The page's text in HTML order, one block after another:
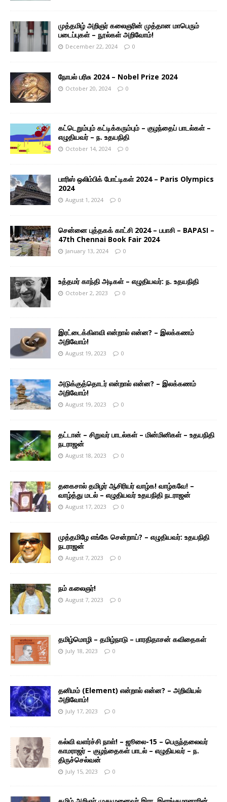
முத்தமிழ் அறிஞர் கலைஞரின் முத்தான மாபெரும்
படைப்புகள் – நூல்கள் அறிவோம்!
December 22, 2024 0
நோபல் பரிசு 2024 – Nobel Prize 2024
October 20, 2024 0
கட்டெறும்பும் கட்டிக்கரும்பும் – குழந்தைப் பாடல்கள் –
எழுதியவர் – ந. உதயநிதி
October 14, 2024 0
பாரிஸ் ஒலிம்பிக் போட்டிகள் 2024 – Paris Olympics
2024
August 1, 2024 0
சென்னை புத்தகக் காட்சி 2024 – பபாசி – BAPASI –
47th Chennai Book Fair 2024
January 13, 2024 0
உத்தமர் காந்தி அடிகள் – எழுதியவர்: ந. உதயநிதி
October 2, 2023 0
இரட்டைக்கிளவி என்றால் என்ன? – இலக்கணம்
அறிவோம்!
August 19, 2023 0
அடுக்குத்தொடர் என்றால் என்ன? – இலக்கணம்
அறிவோம்!
August 19, 2023 0
தட்டான் – சிறுவர் பாடல்கள் – மின்மினிகள் – உதயநிதி
நடராஜன்
August 18, 2023 0
தகைசால் தமிழர் ஆசிரியர் வாழ்க! வாழ்கவே! –
வாழ்த்து மடல் – எழுதியவர் உதயநிதி நடராஜன்
August 17, 2023 0
முத்தமிழே எங்கே சென்றாய்? – எழுதியவர்: உதயநிதி
நடராஜன்
August 7, 2023 0
நம் கலைஞர்!
August 7, 2023 0
தமிழ்மொழி – தமிழ்நாடு – பாரதிதாசன் கவிதைகள்
July 18, 2023 0
தனிமம் (Element) என்றால் என்ன? – அறிவியல்
அறிவோம்!
July 17, 2023 0
கல்வி வளர்ச்சி நாள்! – ஜூலை-15 – பெருந்தலைவர்
காமராஜர் – குழந்தைகள் பாடல் – எழுதியவர் – ந.
திருச்செல்வன்
July 15, 2023 0